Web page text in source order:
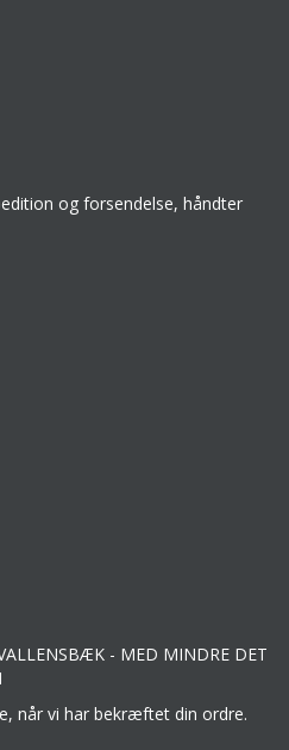
og forsendelse, håndter
- MED MINDRE DET
når vi har bekræftet din ordre.